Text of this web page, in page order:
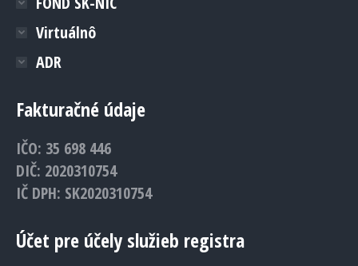
Virtuálnô
ADR
Fakturačné údaje
IČO: 35 698 446
DIČ: 2020310754
IČ DPH: SK2020310754
Účet pre účely služieb registra